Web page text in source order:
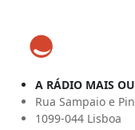
A RÁDIO MAIS
Rua Sampaio e
1099-044 Lisboa